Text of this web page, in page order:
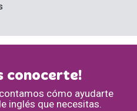
conocerte!
cómo ayudarte
inglés que necesitas.